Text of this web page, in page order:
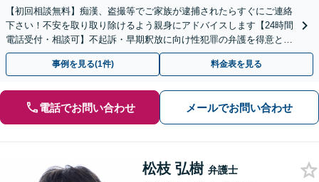
【初回相談無料】痴漢、盗撮等でご家族が逮捕されたらすぐにご連絡
下さい！不安を取り取り除けるよう親身にアドバイスします【24時間
電話受付・相談可】不起訴・早期釈放に向け性犯罪の弁護を得意とす
る経験豊富な弁護士がスピード対応！【最短即日対応可】
事例を見る(1件) 料金表を見る
電話でお問い合わせ メールでお問い合わせ
松枝 弘樹 弁護士